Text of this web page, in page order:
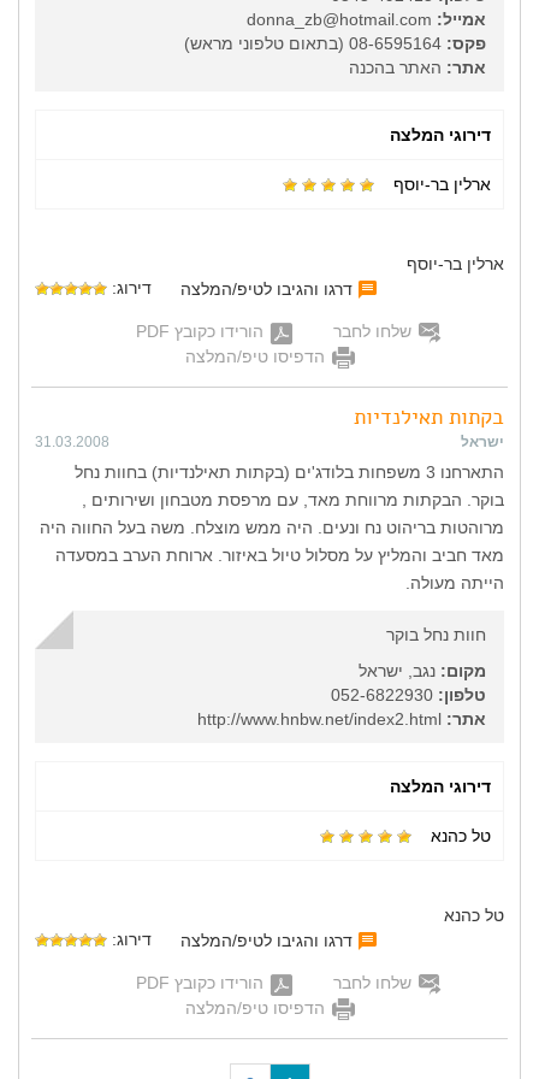
אמייל:
פקס:
אתר: האתר בהכנה
דירוגי המלצה
ארלין בר-יוסף
ארלין בר-יוסף
דרגו והגיבו לטיפ/המלצה
דירוג:
שלחו לחבר
הורידו כקובץ PDF
הדפיסו טיפ/המלצה
בקתות תאילנדיות
ישראל 31.03.2008
התארחנו 3 משפחות בלודג'ים (בקתות תאילנדיות) בחוות נחל
בוקר. הבקתות מרווחת מאד, עם מרפסת מטבחון ושירותים ,
מרוהטות בריהוט נח ונעים. היה ממש מוצלח. משה בעל החווה היה
מאד חביב והמליץ על מסלול טיול באיזור. ארוחת הערב במסעדה
הייתה מעולה.
חוות נחל בוקר
מקום: נגב, ישראל
טלפון:
אתר:
דירוגי המלצה
טל כהנא
טל כהנא
דרגו והגיבו לטיפ/המלצה
דירוג:
שלחו לחבר
הורידו כקובץ PDF
הדפיסו טיפ/המלצה